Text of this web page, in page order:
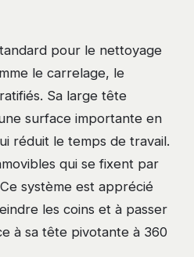
pour le nettoyage
le carrelage, le
Sa large tête
surface importante en
réduit le temps de travail.
qui se fixent par
système est apprécié
les coins et à passer
à sa tête pivotante à 360